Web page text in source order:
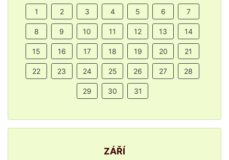
1 2 3 4 5 6 7
8 9 10 11 12 13 14
15 16 17 18 19 20 21
22 23 24 25 26 27 28
29 30 31
ZÁŘÍ